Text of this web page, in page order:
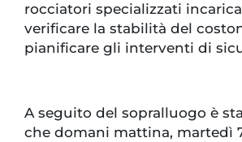
rocciatori specializzati
verificare la stabilità del
pianificare gli interventi di
A seguito del sopralluogo è
che domani mattina, martedì